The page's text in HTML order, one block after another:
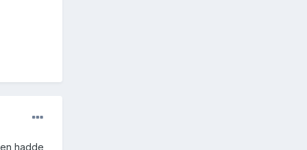
hadde